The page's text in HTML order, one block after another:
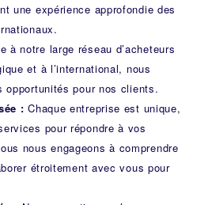
une expérience approfondie des
à notre large réseau d’acheteurs
et à l’international, nous
opportunités pour nos clients.
: Chaque entreprise est unique,
pour répondre à vos
nous engageons à comprendre
étroitement avec vous pour